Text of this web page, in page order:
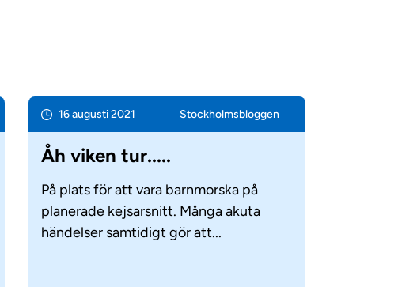
16 augusti 2021 Stockholms­bloggen
Åh viken tur.....
På plats för att vara barnmorska på
planerade kejsarsnitt. Många akuta
händelser samtidigt gör att...